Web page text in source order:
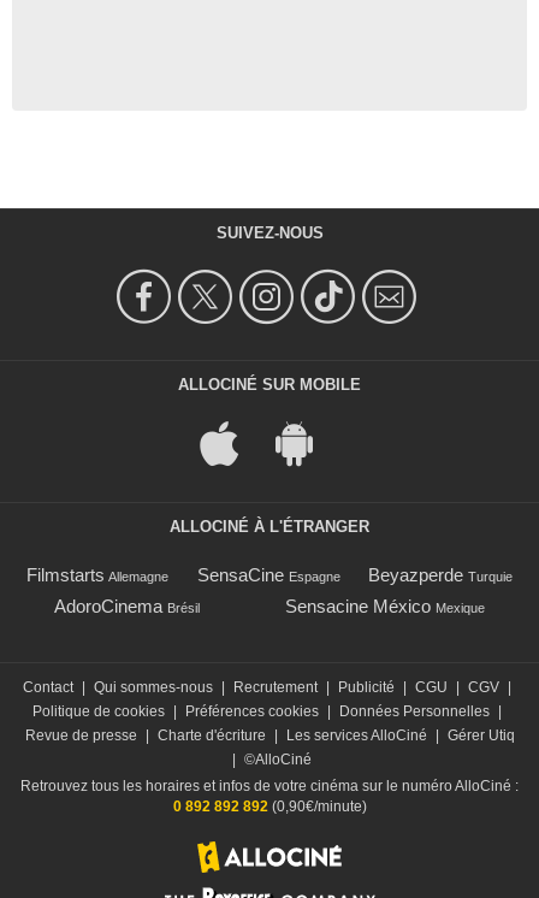
SUIVEZ-NOUS
ALLOCINÉ SUR MOBILE
ALLOCINÉ À L'ÉTRANGER
Filmstarts Allemagne SensaCine Espagne Beyazperde Turquie
AdoroCinema Brésil Sensacine México Mexique
Contact | Qui sommes-nous | Recrutement | Publicité | CGU | CGV |
Politique de cookies | Préférences cookies | Données Personnelles |
Revue de presse
| Charte d'écriture | Les services AlloCiné | Gérer Utiq
| ©AlloCiné
Retrouvez tous les horaires et infos de votre cinéma sur le numéro AlloCiné :
0 892 892 892 (0,90€/minute)